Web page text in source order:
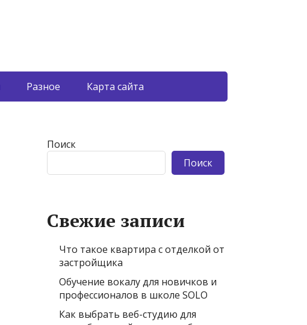
Разное Карта сайта
Поиск
Поиск
Свежие записи
Что такое квартира с отделкой от
застройщика
Обучение вокалу для новичков и
профессионалов в школе SOLO
Как выбрать веб-студию для